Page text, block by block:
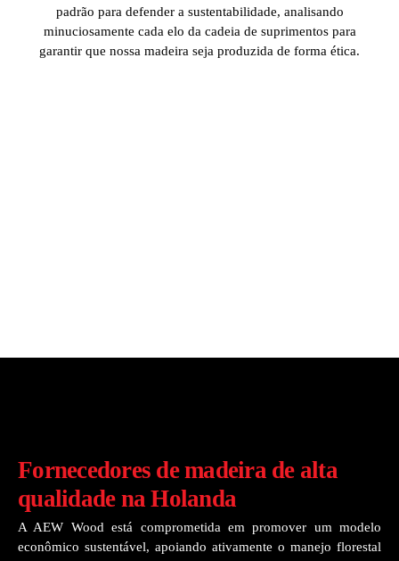
padrão para defender a sustentabilidade, analisando
minuciosamente cada elo da cadeia de suprimentos para
garantir que nossa madeira seja produzida de forma ética.
Fornecedores de madeira de alta
qualidade na Holanda
A AEW Wood está comprometida em promover um modelo
econômico sustentável, apoiando ativamente o manejo florestal